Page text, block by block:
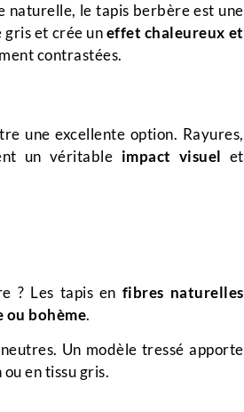
naturelle, le tapis berbère est une
gris et crée uneffet chaleureux et
contrastées.
une excellente option. Rayures,
un véritable impact visuel et
? Les tapis en fibres naturelles
ou bohème.
Un modèle tressé apporte
en tissu gris.